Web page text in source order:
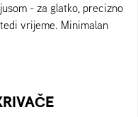
- za glatko, precizno
vrijeme. Minimalan